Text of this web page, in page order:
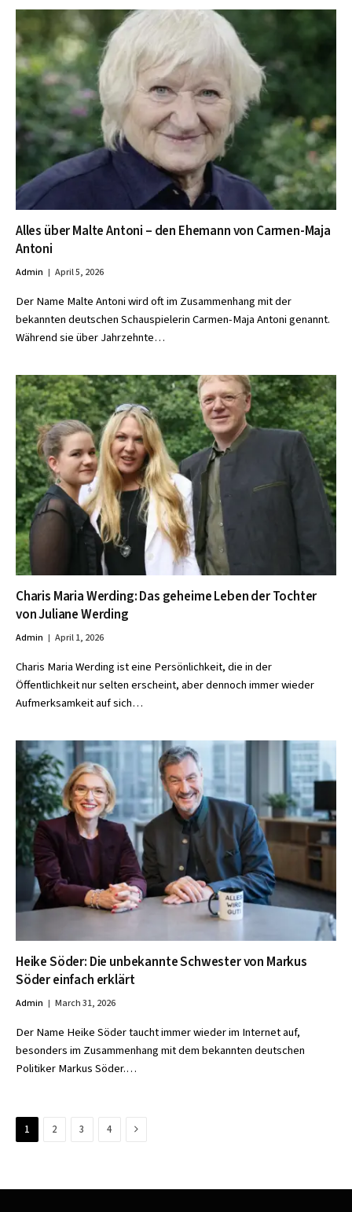
Alles über Malte Antoni – den Ehemann von Carmen-Maja
Antoni
Admin April 5, 2026
Der Name Malte Antoni wird oft im Zusammenhang mit der
bekannten deutschen Schauspielerin Carmen-Maja Antoni genannt.
Während sie über Jahrzehnte…
Charis Maria Werding: Das geheime Leben der Tochter
von Juliane Werding
Admin April 1, 2026
Charis Maria Werding ist eine Persönlichkeit, die in der
Öffentlichkeit nur selten erscheint, aber dennoch immer wieder
Aufmerksamkeit auf sich…
Heike Söder: Die unbekannte Schwester von Markus
Söder einfach erklärt
Admin March 31, 2026
Der Name Heike Söder taucht immer wieder im Internet auf,
besonders im Zusammenhang mit dem bekannten deutschen
Politiker Markus Söder.…
1 2 3 4 Next